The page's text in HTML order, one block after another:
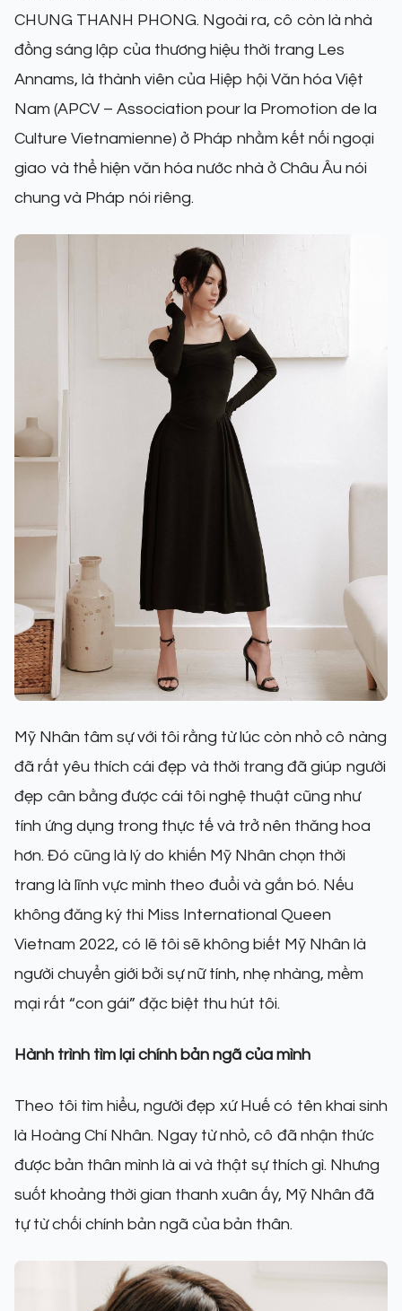
CHUNG THANH PHONG. Ngoài ra, cô còn là nhà
đồng sáng lập của thương hiệu thời trang Les
Annams, là thành viên của Hiệp hội Văn hóa Việt
Nam (APCV – Association pour la Promotion de la
Culture Vietnamienne) ở Pháp nhằm kết nối ngoại
giao và thể hiện văn hóa nước nhà ở Châu Âu nói
chung và Pháp nói riêng.
Mỹ Nhân tâm sự với tôi rằng từ lúc còn nhỏ cô nàng
đã rất yêu thích cái đẹp và thời trang đã giúp người
đẹp cân bằng được cái tôi nghệ thuật cũng như
tính ứng dụng trong thực tế và trở nên thăng hoa
hơn. Đó cũng là lý do khiến Mỹ Nhân chọn thời
trang là lĩnh vực mình theo đuổi và gắn bó. Nếu
không đăng ký thi Miss International Queen
Vietnam 2022, có lẽ tôi sẽ không biết Mỹ Nhân là
người chuyển giới bởi sự nữ tính, nhẹ nhàng, mềm
mại rất “con gái” đặc biệt thu hút tôi.
Hành trình tìm lại chính bản ngã của mình
Theo tôi tìm hiểu, người đẹp xứ Huế có tên khai sinh
là Hoàng Chí Nhân. Ngay từ nhỏ, cô đã nhận thức
được bản thân mình là ai và thật sự thích gì. Nhưng
suốt khoảng thời gian thanh xuân ấy, Mỹ Nhân đã
tự từ chối chính bản ngã của bản thân.